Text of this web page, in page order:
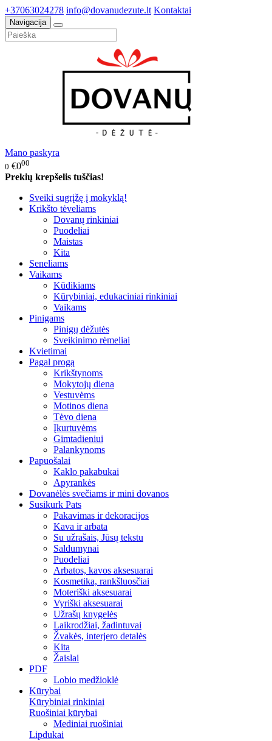
+37063024278 info@dovanudezute.lt Kontaktai
Navigacija
Mano paskyra
0 €000
Prekių krepšelis tuščias!
Sveiki sugrįžę į mokyklą!
Krikšto tėveliams
Dovanų rinkiniai
Puodeliai
Maistas
Kita
Seneliams
Vaikams
Kūdikiams
Kūrybiniai, edukaciniai rinkiniai
Vaikams
Pinigams
Pinigų dėžutės
Sveikinimo rėmeliai
Kvietimai
Pagal progą
Krikštynoms
Mokytojų diena
Vestuvėms
Motinos diena
Tėvo diena
Įkurtuvėms
Gimtadieniui
Palankynoms
Papuošalai
Kaklo pakabukai
Apyrankės
Dovanėlės svečiams ir mini dovanos
Susikurk Pats
Pakavimas ir dekoracijos
Kava ir arbata
Su užrašais, Jūsų tekstu
Saldumynai
Puodeliai
Arbatos, kavos aksesuarai
Kosmetika, rankšluosčiai
Moteriški aksesuarai
Vyriški aksesuarai
Užrašų knygelės
Laikrodžiai, žadintuvai
Žvakės, interjero detalės
Kita
Žaislai
PDF
Lobio medžioklė
Kūrybai
Kūrybiniai rinkiniai
Ruošiniai kūrybai
Mediniai ruošiniai
Lipdukai